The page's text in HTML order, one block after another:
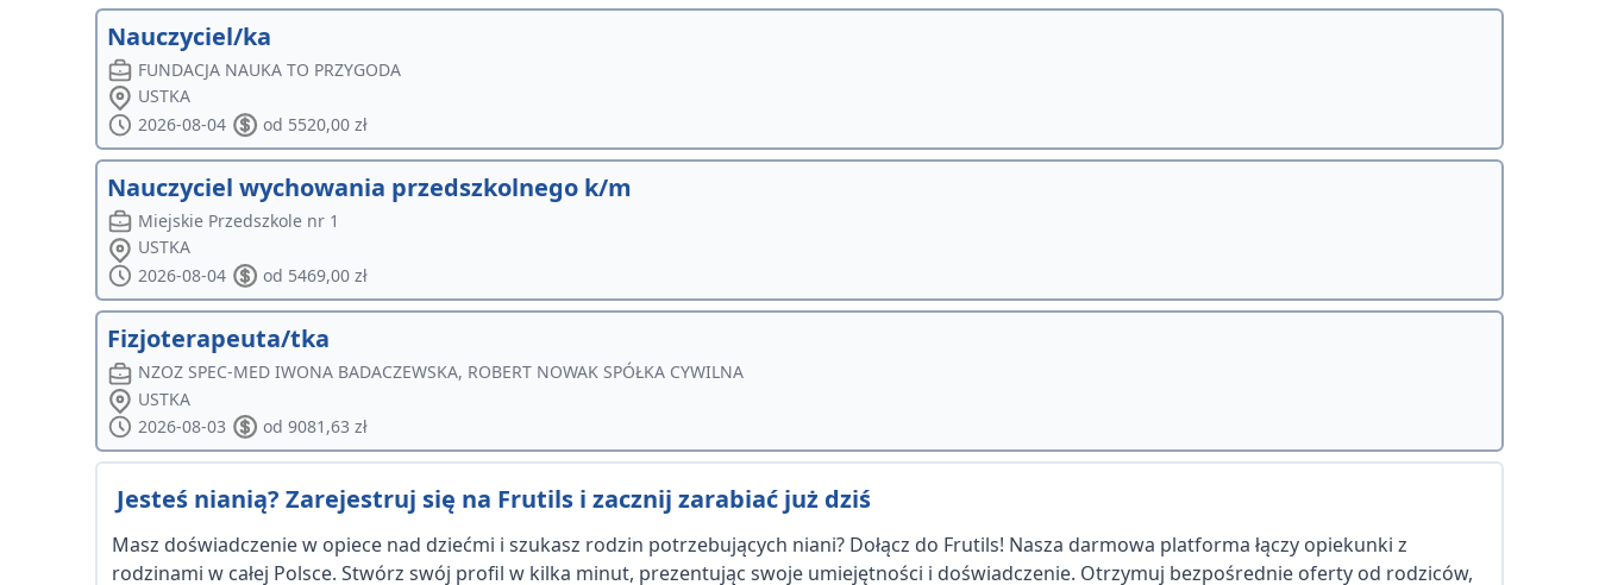
Nauczyciel/ka
FUNDACJA NAUKA TO PRZYGODA
USTKA
2026-08-04
od 5520,00 zł
Nauczyciel wychowania przedszkolnego k/m
Miejskie Przedszkole nr 1
USTKA
2026-08-04
od 5469,00 zł
Fizjoterapeuta/tka
NZOZ SPEC-MED IWONA BADACZEWSKA, ROBERT NOWAK SPÓŁKA CYWILNA
USTKA
2026-08-03
od 9081,63 zł
Jesteś nianią? Zarejestruj się na Frutils i zacznij zarabiać już dziś
Masz doświadczenie w opiece nad dziećmi i szukasz rodzin potrzebujących niani? Dołącz do Frutils! Nasza darmowa platforma łączy opiekunki z
rodzinami w całej Polsce. Stwórz swój profil w kilka minut, prezentując swoje umiejętności i doświadczenie. Otrzymuj bezpośrednie oferty od rodziców,